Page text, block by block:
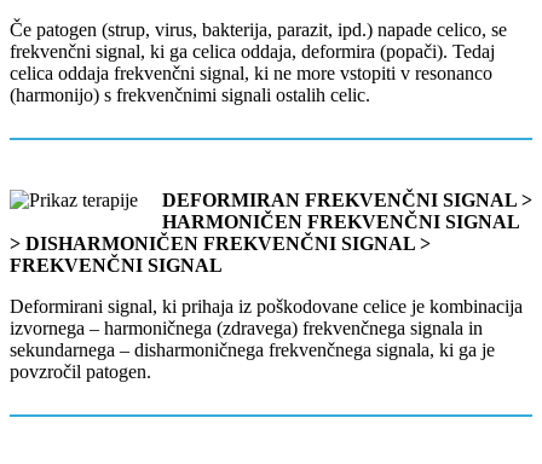
Če patogen (strup, virus, bakterija, parazit, ipd.) napade celico, se
frekvenčni signal, ki ga celica oddaja, deformira (popači). Tedaj
celica oddaja frekvenčni signal, ki ne more vstopiti v resonanco
(harmonijo) s frekvenčnimi signali ostalih celic.
DEFORMIRAN FREKVENČNI SIGNAL >
HARMONIČEN FREKVENČNI SIGNAL
> DISHARMONIČEN FREKVENČNI SIGNAL >
FREKVENČNI SIGNAL
Deformirani signal, ki prihaja iz poškodovane celice je kombinacija
izvornega – harmoničnega (zdravega) frekvenčnega signala in
sekundarnega – disharmoničnega frekvenčnega signala, ki ga je
povzročil patogen.